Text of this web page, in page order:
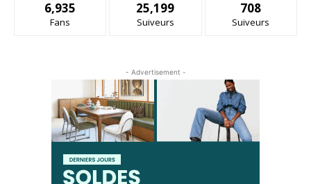
6,935
Fans
25,199
Suiveurs
708
Suiveurs
- Advertisement -